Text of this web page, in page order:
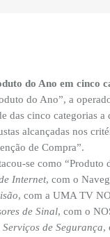
do Ano em cinco
do Ano”, a
das cinco categorias a
alcançadas nos
de Compra”.
se como “Produto
Internet, com o
, com a UMA TV
de Sinal, com o
Serviços de Segurança,